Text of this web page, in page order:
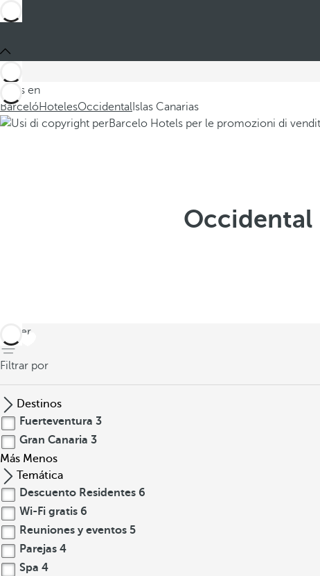
Estás en
BarcelóHotelesOccidental Islas Canarias
Occidental
volver
Filtrar por
Destinos
Fuerteventura 3
Gran Canaria 3
Más Menos
Temática
Descuento Residentes 6
Wi-Fi gratis 6
Reuniones y eventos 5
Parejas 4
Spa 4